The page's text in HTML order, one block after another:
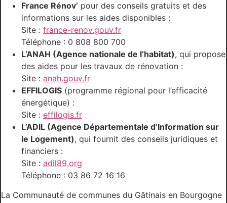
France Rénov’ pour des conseils gratuits et des
informations sur les aides disponibles :
Site : france-renov.gouv.fr
Téléphone : 0 808 800 700
L’ANAH (Agence nationale de l’habitat), qui propose
des aides pour les travaux de rénovation :
Site : anah.gouv.fr
EFFILOGIS (programme régional pour l’efficacité
énergétique) :
Site : effilogis.fr
L’ADIL (Agence Départementale d’Information sur
le Logement), qui fournit des conseils juridiques et
financiers :
Site : adil89.org
Téléphone : 03 86 72 16 16
La Communauté de communes du Gâtinais en Bourgogne